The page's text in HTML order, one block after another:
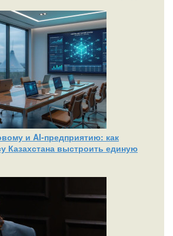
и AI‑предприятию: как
Казахстана выстроить единую